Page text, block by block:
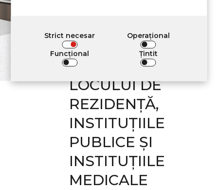
APLICAREA ÎN
DECORAREA
INTERIOARĂ A
LOCULUI DE
REZIDENȚĂ,
INSTITUȚIILE
PUBLICE ȘI
INSTITUȚIILE
MEDICALE
Strict necesar Operațional
Funcţional Țintit